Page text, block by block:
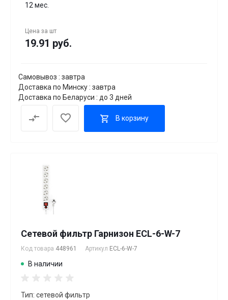
12 мес.
Цена за шт
19.91 руб.
Самовывоз : завтра
Доставка по Минску : завтра
Доставка по Беларуси : до 3 дней
В корзину
Сетевой фильтр Гарнизон ECL-6-W-7
Код товара 448961 Артикул ECL-6-W-7
В наличии
Тип: сетевой фильтр